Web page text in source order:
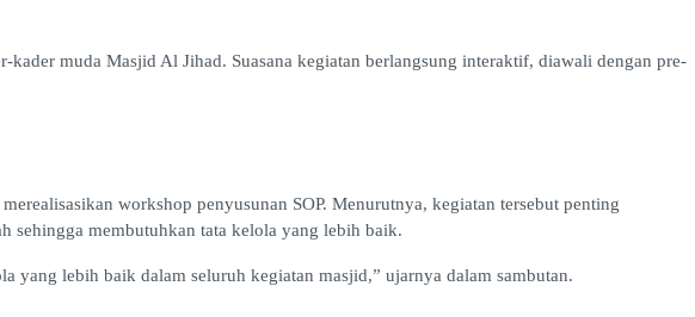
muda Masjid Al Jihad. Suasana kegiatan berlangsung interaktif, diawali dengan pre-
workshop penyusunan SOP. Menurutnya, kegiatan tersebut penting
sehingga membutuhkan tata kelola yang lebih baik.
yang lebih baik dalam seluruh kegiatan masjid,” ujarnya dalam sambutan.